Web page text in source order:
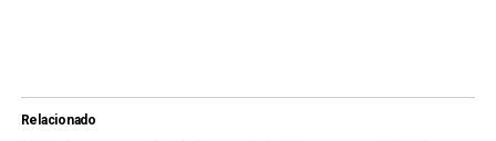
Relacionado